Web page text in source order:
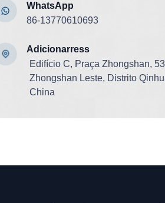
86-13770610693
WhatsApp
Adicionarress
Edifício C, Praça Zhongshan,
Zhongshan Leste, Distrito
China